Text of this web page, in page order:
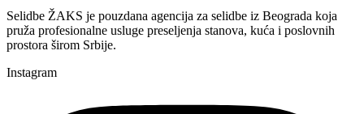
Selidbe ŽAKS je pouzdana agencija za selidbe iz Beograda koja
pruža profesionalne usluge preseljenja stanova, kuća i poslovnih
prostora širom Srbije.
Instagram